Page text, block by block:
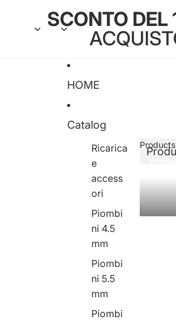
SCONTO DEL
HOME
Catalog
Ricarica
e
access
ori
Piombi
ni 4.5
mm
Piombi
ni 5.5
mm
Piombi
Products